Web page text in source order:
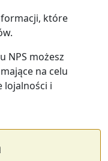
które
NPS możesz
na celu
lojalności i